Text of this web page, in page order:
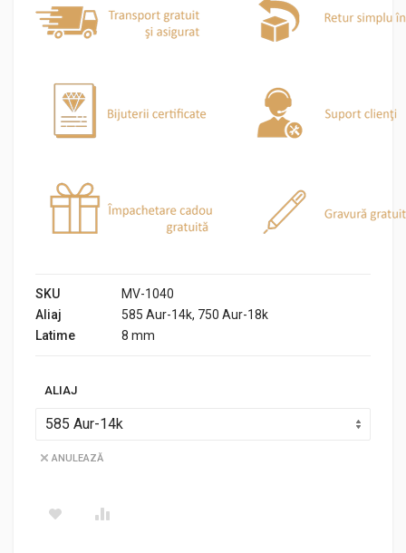
SKU
MV-1040
Aliaj
585 Aur-14k, 750 Aur-18k
Latime
8 mm
ALIAJ
ANULEAZĂ